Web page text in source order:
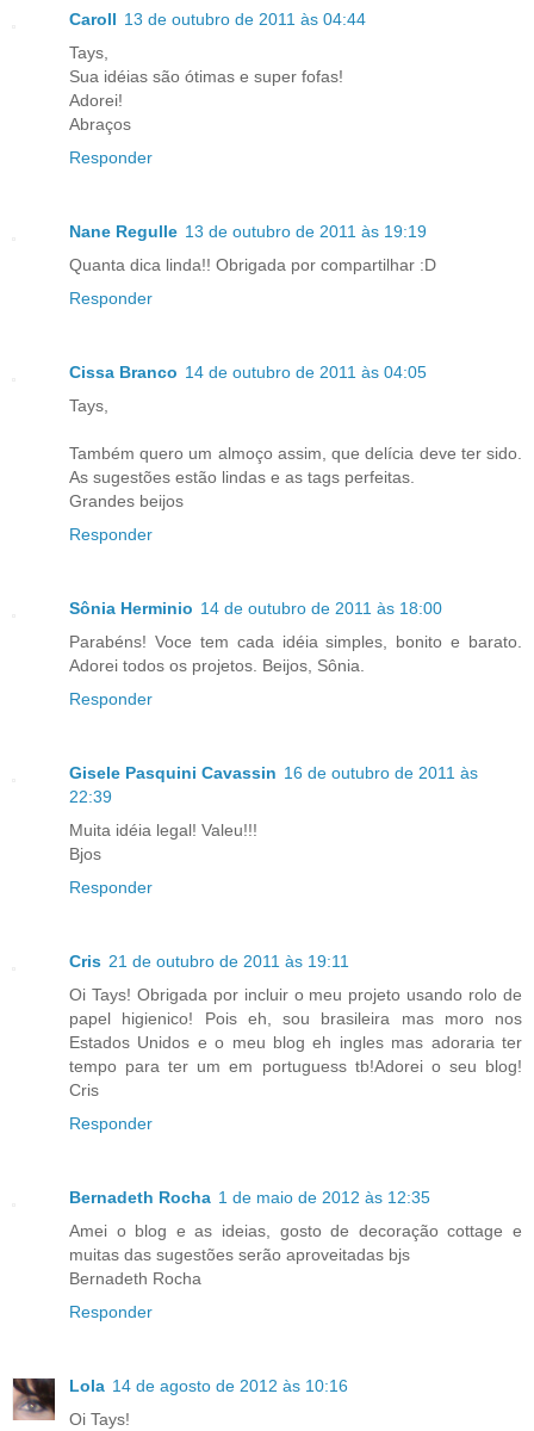
Caroll 13 de outubro de 2011 às 04:44
Tays,
Sua idéias são ótimas e super fofas!
Adorei!
Abraços
Responder
Nane Regulle 13 de outubro de 2011 às 19:19
Quanta dica linda!! Obrigada por compartilhar :D
Responder
Cissa Branco 14 de outubro de 2011 às 04:05
Tays,
Também quero um almoço assim, que delícia deve ter sido.
As sugestões estão lindas e as tags perfeitas.
Grandes beijos
Responder
Sônia Herminio 14 de outubro de 2011 às 18:00
Parabéns! Voce tem cada idéia simples, bonito e barato.
Adorei todos os projetos. Beijos, Sônia.
Responder
Gisele Pasquini Cavassin 16 de outubro de 2011 às
22:39
Muita idéia legal! Valeu!!!
Bjos
Responder
Cris 21 de outubro de 2011 às 19:11
Oi Tays! Obrigada por incluir o meu projeto usando rolo de
papel higienico! Pois eh, sou brasileira mas moro nos
Estados Unidos e o meu blog eh ingles mas adoraria ter
tempo para ter um em portuguess tb!Adorei o seu blog!
Cris
Responder
Bernadeth Rocha 1 de maio de 2012 às 12:35
Amei o blog e as ideias, gosto de decoração cottage e
muitas das sugestões serão aproveitadas bjs
Bernadeth Rocha
Responder
Lola 14 de agosto de 2012 às 10:16
Oi Tays!